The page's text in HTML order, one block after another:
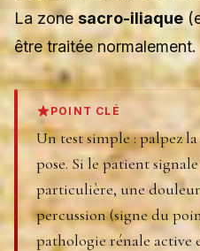
La zone sacro-iliaque
être traitée normalement.
POINT CLÉ
Un test simple : palpez
pose. Si le patient
particulière, une
percussion (signe du
pathologie rénale active